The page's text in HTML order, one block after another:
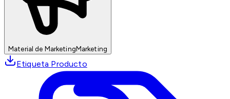
Material de MarketingMarketing
Etiqueta Producto